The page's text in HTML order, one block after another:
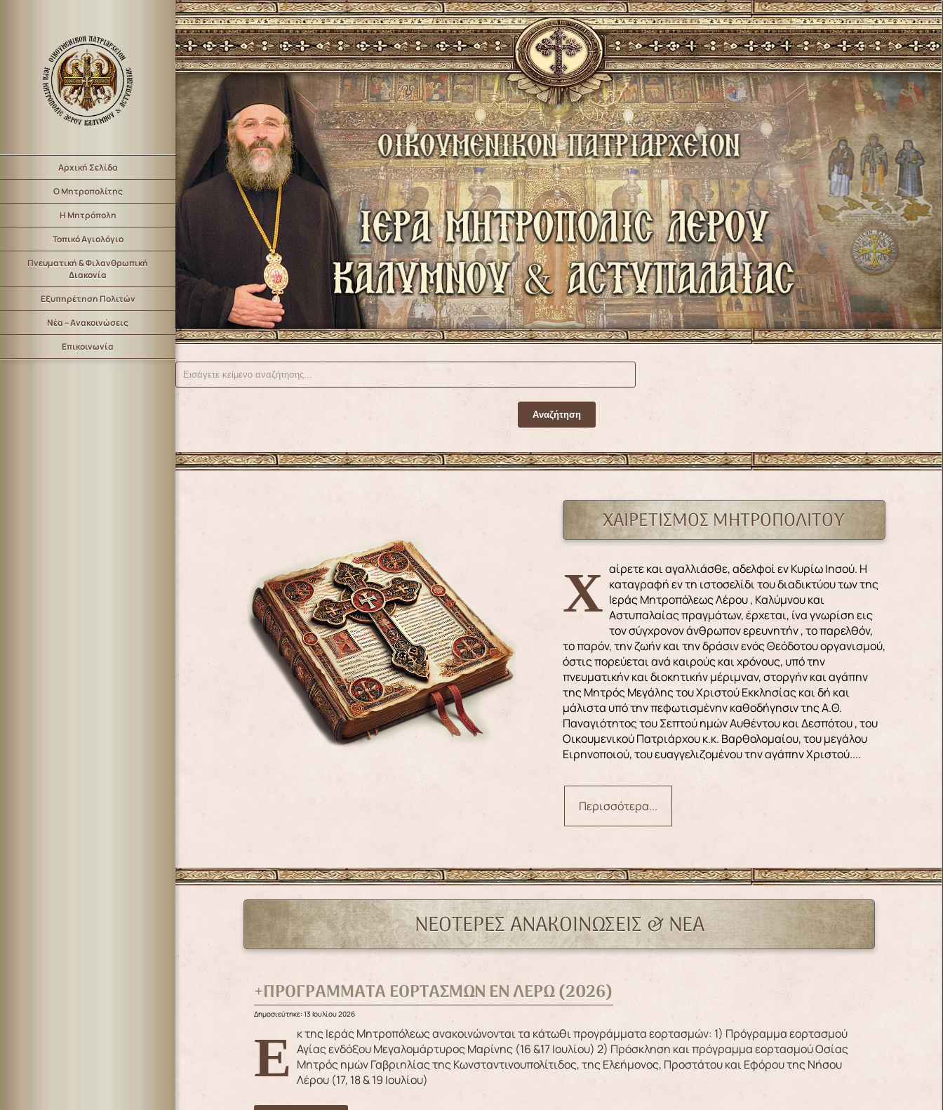
Αρχική Σελίδα
Ο Μητροπολίτης
Η Μητρόπολη
Τοπικό Αγιολόγιο
Πνευματική & Φιλανθρωπική
Διακονία
Εξυπηρέτηση Πολιτών
Νέα – Ανακοινώσεις
Επικοινωνία
ΧΑΙΡΕΤΙΣΜΟΣ ΜΗΤΡΟΠΟΛΙΤΟΥ
Χαίρετε και αγαλλιάσθε, αδελφοί εν Κυρίω Ιησού. Η καταγραφή εν τη ιστοσελίδι του διαδικτύου των της
Ιεράς Μητροπόλεως Λέρου , Καλύμνου και
Αστυπαλαίας πραγμάτων, έρχεται, ίνα γνωρίση εις
τον σύγχρονον άνθρωπον ερευνητήν , το παρελθόν,
το παρόν, την ζωήν και την δράσιν ενός Θεόδοτου οργανισμού,
όστις πορεύεται ανά καιρούς και χρόνους, υπό την
πνευματικήν και διοκητικήν μέριμναν, στοργήν και αγάπην
της Μητρός Μεγάλης του Χριστού Εκκλησίας και δή και
μάλιστα υπό την πεφωτισμένην καθοδήγησιν της Α.Θ.
Παναγιότητος του Σεπτού ημών Αυθέντου και Δεσπότου , του
Οικουμενικού Πατριάρχου κ.κ. Βαρθολομαίου, του μεγάλου
Ειρηνοποιού, του ευαγγελιζομένου την αγάπην Χριστού....
Περισσότερα...
ΝΕΌΤΕΡΕΣ ΑΝΑΚΟΙΝΏΣΕΙΣ & ΝΈΑ
+ΠΡΟΓΡΑΜΜΑΤΑ ΕΟΡΤΑΣΜΩΝ ΕΝ ΛΕΡΩ (2026)
Δημοσιεύτηκε: 13 Ιουλίου 2026
Εκ της Ιεράς Μητροπόλεως ανακοινώνονται τα κάτωθι προγράμματα εορτασμών: 1) Πρόγραμμα εορτασμού Αγίας ενδόξου Μεγαλομάρτυρος Μαρίνης (16 &17 Ιουλίου) 2) Πρόσκληση και πρόγραμμα εορτασμού Οσίας
Μητρός ημών Γαβριηλίας της Κωνσταντινουπολίτιδος, της Ελεήμονος, Προστάτου και Εφόρου της Νήσου
Λέρου (17, 18 & 19 Ιουλίου)